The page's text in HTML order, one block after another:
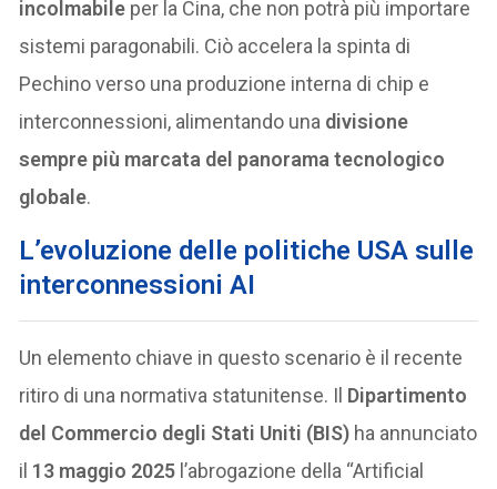
incolmabile per la Cina, che non potrà più importare
sistemi paragonabili. Ciò accelera la spinta di
Pechino verso una produzione interna di chip e
interconnessioni, alimentando una divisione
sempre più marcata del panorama tecnologico
globale.
L’evoluzione delle politiche USA sulle
interconnessioni AI
Un elemento chiave in questo scenario è il recente
ritiro di una normativa statunitense. Il Dipartimento
del Commercio degli Stati Uniti (BIS) ha annunciato
il 13 maggio 2025 l’abrogazione della “Artificial